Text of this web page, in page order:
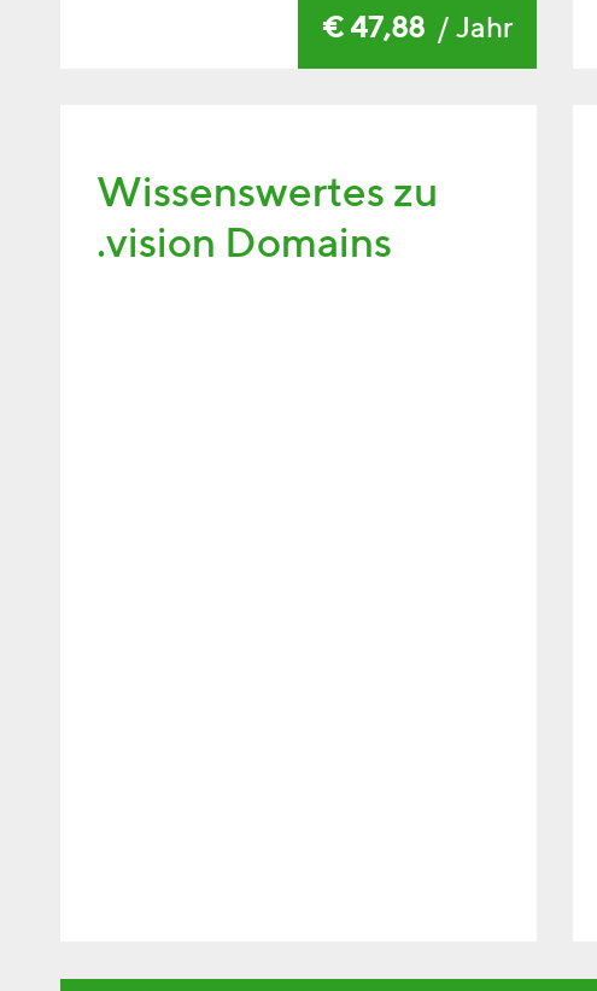
€ 47,88/ Jahr
Wissenswertes zu
.vision Domains